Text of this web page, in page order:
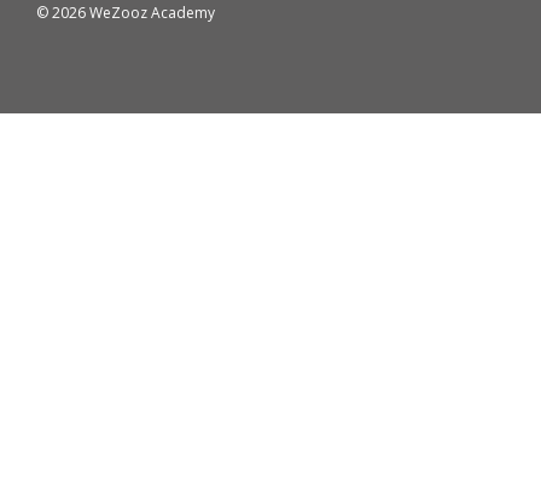
© 2026 WeZooz Academy